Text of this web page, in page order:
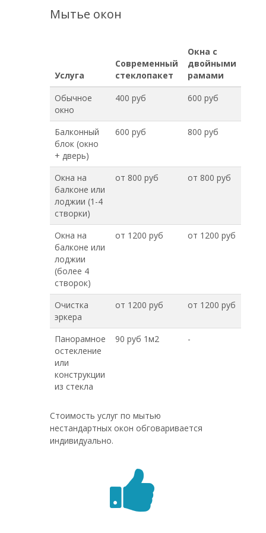
Мытье окон
Услуга
Современный
стеклопакет
Окна с
двойными
рамами
Обычное
окно
400 руб 600 руб
Балконный
блок (окно
+ дверь)
600 руб 800 руб
Окна на
балконе или
лоджии (1-4
створки)
от 800 руб от 800 руб
Окна на
балконе или
лоджии
(более 4
створок)
от 1200 руб от 1200 руб
Очистка
эркера
от 1200 руб от 1200 руб
Панорамное
остекление
или
конструкции
из стекла
90 руб 1м2 -
Стоимость услуг по мытью
нестандартных окон обговаривается
индивидуально.